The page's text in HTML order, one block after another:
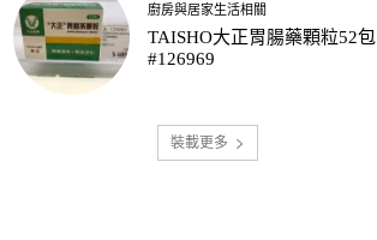
廚房與居家生活相關
TAISHO大正胃腸藥顆粒52包
#126969
裝載更多